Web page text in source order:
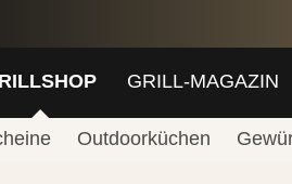
GRILL-MAGAZIN
Outdoorküchen